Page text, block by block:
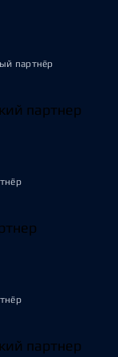
партнёр